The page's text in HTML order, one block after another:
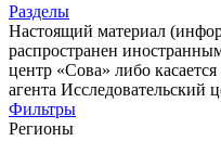
Разделы
Настоящий материал
распространен
центр «Сова» либо
агента Исследовательский
Фильтры
Регионы